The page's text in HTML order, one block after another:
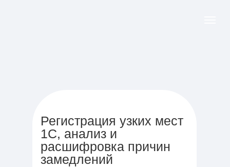
Регистрация узких мест
1С, анализ и
расшифровка причин
замедлений